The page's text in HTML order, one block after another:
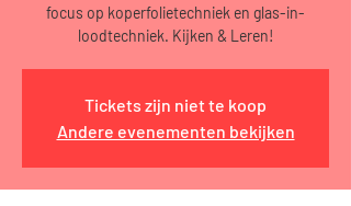
focus op koperfolietechniek en glas-in-
loodtechniek. Kijken & Leren!
Tickets zijn niet te koop
Andere evenementen bekijken